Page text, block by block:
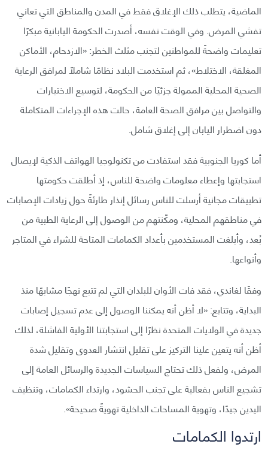
الماضية، يتطلب ذلك الإغلاق فقط في المدن والمناطق التي تعاني
تفشي المرض. وفي الوقت نفسه، أصدرت الحكومة اليابانية مبكرًا
تعليمات واضحةً للمواطنين لتجنب مثلث الخطر: «الازدحام، الأماكن
المغلقة، الاختلاط»، ثم استخدمت البلاد نظامًا شاملًا لمرافق الرعاية
الصحية المحلية الممولة جزئيًا من الحكومة، لتوسيع الاختبارات
والتواصل بين مرافق الصحة العامة، حالت هذه الإجراءات المتكاملة
دون اضطرار اليابان إلى إغلاق شامل.
أما كوريا الجنوبية فقد استفادت من تكنولوجيا الهواتف الذكية لإيصال
استجابتها وإعطاء معلومات واضحة للناس، إذ أطلقت حكومتها
تطبيقات مجانية أرسلت للناس رسائل إنذار طارئةً حول زيادات الإصابات
في مناطقهم المحلية، ومكّنتهم من الوصول إلى الرعاية الطبية من
بُعد، وأبلغت المستخدمين بأعداد الكمامات المتاحة للشراء في المتاجر
وأنواعها.
وفقًا لغاندي، فقد فات الأوان للبلدان التي لم تتبع نهجًا مشابهًا منذ
البداية، وتتابع: «لا أظن أنه يمكننا الوصول إلى عدم تسجيل إصابات
جديدة في الولايات المتحدة نظرًا إلى استجابتنا الأولية الفاشلة، لذلك
أظن أنه يتعين علينا التركيز على تقليل انتشار العدوى وتقليل شدة
المرض، ولفعل ذلك تحتاج السياسات الجديدة والرسائل العامة إلى
تشجيع الناس بفعالية على تجنب الحشود، وارتداء الكمامات، وتنظيف
اليدين جيدًا، وتهوية المساحات الداخلية تهويةً صحيحة».
ارتدوا الكمامات